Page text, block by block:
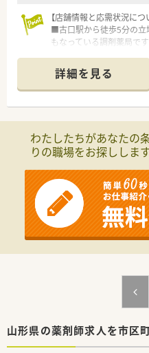
【店舗情報と応需状況につ
■古口駅から徒歩5分の立
もなっている調剤薬局です。
応需枚数は30枚から40枚
■地域に根ざした運営を
の分野にも積極的に取り
■現在の店舗スタッフに
としてご活躍いただける
■年配の患者様との日常会
く丁寧に対応できるコミ
■人口3000人規模の地域
係を築きながら地域医療
【法人特徴について】
■県内で3つの調剤薬局店
テムの一翼を担う重要な
■多職種と綿密に連携し
■健康サポート薬局とし
生活をトータルでサポー
■管理薬剤師としての募集
活かして店舗運営の中核
詳細を見る
わたしたちがあなたの
りの職場をお探しします
山形県の薬剤師求人を市区